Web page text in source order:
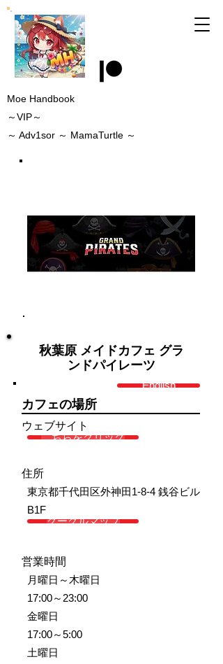
Moe Handbook
～VIP～
～ Adv1sor ～ MamaTurtle ～
秋葉原 メイドカフェ グラ
ンドパイレーツ
カフェの場所
English
ウェブサイト
こちらをクリック
住所
東京都千代田区外神田1-8-4 銭谷ビル
B1F
グーグルマップ
営業時間
月曜日～木曜日
17:00～23:00
金曜日
17:00～5:00
土曜日